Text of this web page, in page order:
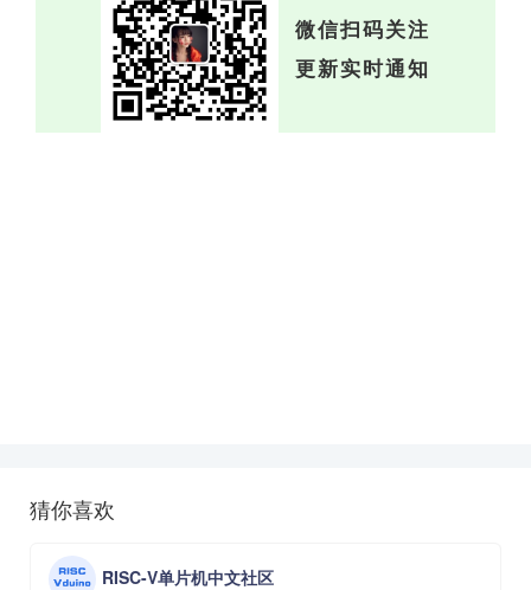
微信扫码关注
更新实时通知
猜你喜欢
RISC-V单片机中文社区